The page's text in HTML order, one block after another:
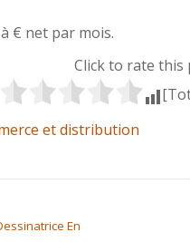
€ net par mois.
Click to rate this
et distribution
En